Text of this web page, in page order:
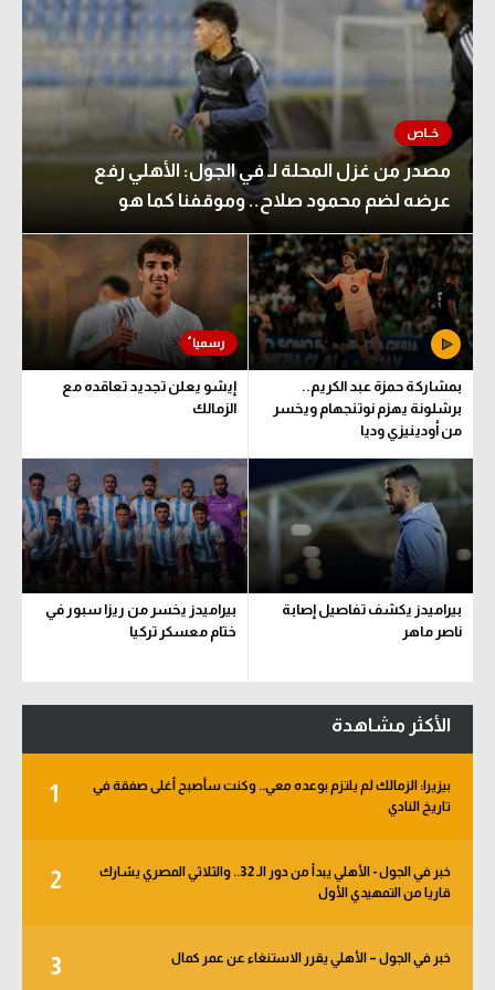
مصدر من غزل المحلة لـ في الجول: الأهلي رفع
عرضه لضم محمود صلاح.. وموقفنا كما هو
بمشاركة حمزة عبد الكريم..
برشلونة يهزم نوتنجهام ويخسر
من أودينيزي وديا
إيشو يعلن تجديد تعاقده مع
الزمالك
بيراميدز يكشف تفاصيل إصابة
ناصر ماهر
بيراميدز يخسر من ريزا سبور في
ختام معسكر تركيا
الأكثر مشاهدة
1
بيزيرا: الزمالك لم يلتزم بوعده معي.. وكنت سأصبح أغلى صفقة في
تاريخ النادي
2
خبر في الجول - الأهلي يبدأ من دور الـ 32.. والثلاثي المصري يشارك
قاريا من التمهيدي الأول
3 خبر في الجول – الأهلي يقرر الاستنغاء عن عمر كمال